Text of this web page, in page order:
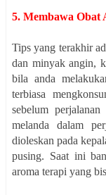
5. Membawa
Tips yang terakhir
dan minyak angin,
bila anda
terbiasa
sebelum
melanda dalam
dioleskan pada
pusing. Saat ini
aroma terapi yang